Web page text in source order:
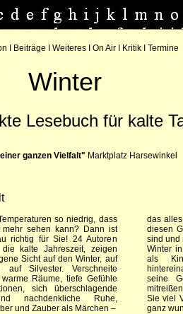
Beiträge WeiteresI On AirI KritikI Termine
Winter
Lesebuch für kalte
ganzen Vielfalt" Marktplatz Harsewinkel
so niedrig, dass
sehen kann? Dann ist
richtig für Sie! 24 Autoren
kalte Jahreszeit, zeigen
Sicht auf den Winter, auf
auf Silvester. Verschneite
Räume, tiefe Gefühle
sich überschlagende
nachdenkliche Ruhe,
und Zauber als Märchen –
das
diesen
sind und
Winter
als
seine
Sie viel
ganz